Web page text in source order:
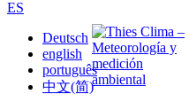
ES
Deutsch
english
português
中文(简)